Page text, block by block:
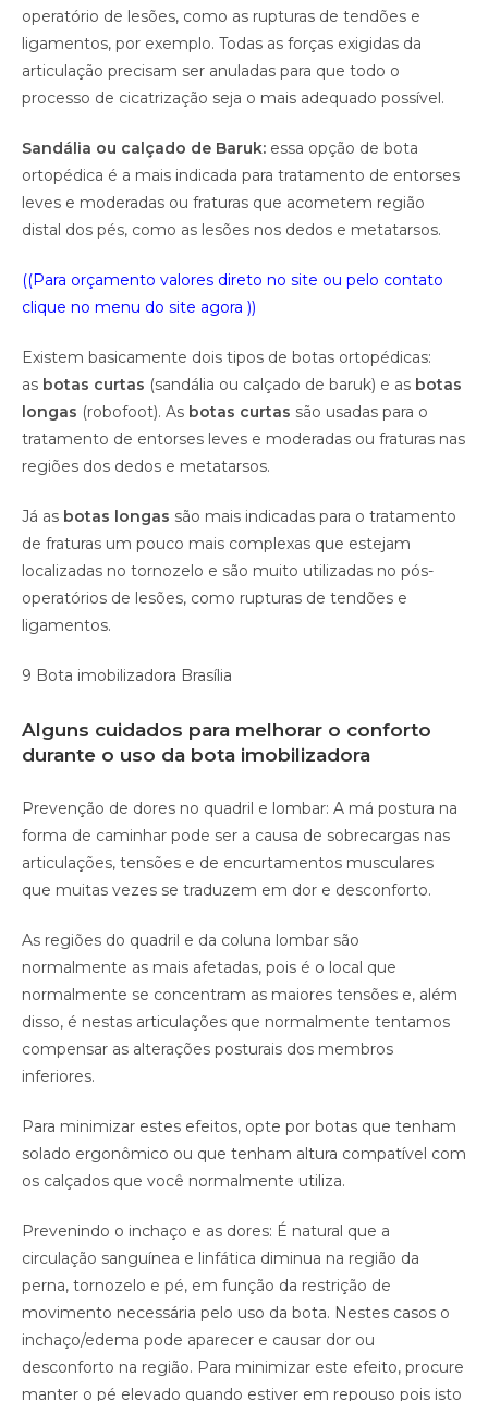
operatório de lesões, como as rupturas de tendões e
ligamentos, por exemplo. Todas as forças exigidas da
articulação precisam ser anuladas para que todo o
processo de cicatrização seja o mais adequado possível.
Sandália ou calçado de Baruk: essa opção de bota
ortopédica é a mais indicada para tratamento de entorses
leves e moderadas ou fraturas que acometem região
distal dos pés, como as lesões nos dedos e metatarsos.
((Para orçamento valores direto no site ou pelo contato
clique no menu do site agora ))
Existem basicamente dois tipos de botas ortopédicas:
as botas curtas (sandália ou calçado de baruk) e as botas
longas (robofoot). As botas curtas são usadas para o
tratamento de entorses leves e moderadas ou fraturas nas
regiões dos dedos e metatarsos.
Já as botas longas são mais indicadas para o tratamento
de fraturas um pouco mais complexas que estejam
localizadas no tornozelo e são muito utilizadas no pós-
operatórios de lesões, como rupturas de tendões e
ligamentos.
9 Bota imobilizadora Brasília
Alguns cuidados para melhorar o conforto
durante o uso da bota imobilizadora
Prevenção de dores no quadril e lombar: A má postura na
forma de caminhar pode ser a causa de sobrecargas nas
articulações, tensões e de encurtamentos musculares
que muitas vezes se traduzem em dor e desconforto.
As regiões do quadril e da coluna lombar são
normalmente as mais afetadas, pois é o local que
normalmente se concentram as maiores tensões e, além
disso, é nestas articulações que normalmente tentamos
compensar as alterações posturais dos membros
inferiores.
Para minimizar estes efeitos, opte por botas que tenham
solado ergonômico ou que tenham altura compatível com
os calçados que você normalmente utiliza.
Prevenindo o inchaço e as dores: É natural que a
circulação sanguínea e linfática diminua na região da
perna, tornozelo e pé, em função da restrição de
movimento necessária pelo uso da bota. Nestes casos o
inchaço/edema pode aparecer e causar dor ou
desconforto na região. Para minimizar este efeito, procure
manter o pé elevado quando estiver em repouso pois isto